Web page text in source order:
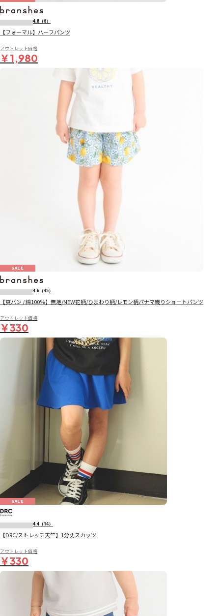
4.8 （6）
【フォーマル】ハーフパンツ
アウトレット価格
￥1,980
SALE
4.6 （45）
【爽パン / 綿100％】無地/NEW花柄/ひまわり柄/レモン柄パナマ織りショートパンツ
アウトレット価格
￥330
SALE
4.4 （14）
【DRC/ストレッチ天竺】1分丈スカッツ
アウトレット価格
￥330